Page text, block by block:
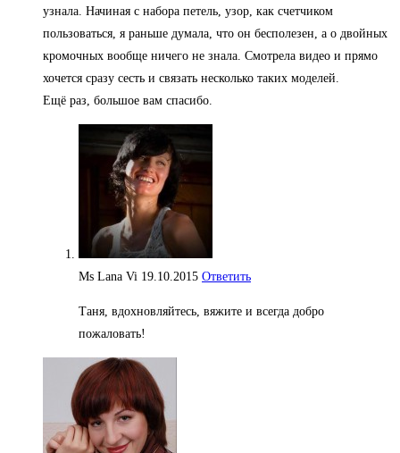
узнала. Начиная с набора петель, узор, как счетчиком
пользоваться, я раньше думала, что он бесполезен, а о двойных
кромочных вообще ничего не знала. Смотрела видео и прямо
хочется сразу сесть и связать несколько таких моделей.
Ещё раз, большое вам спасибо.
Ms Lana Vi 19.10.2015 Ответить
Таня, вдохновляйтесь, вяжите и всегда добро
пожаловать!